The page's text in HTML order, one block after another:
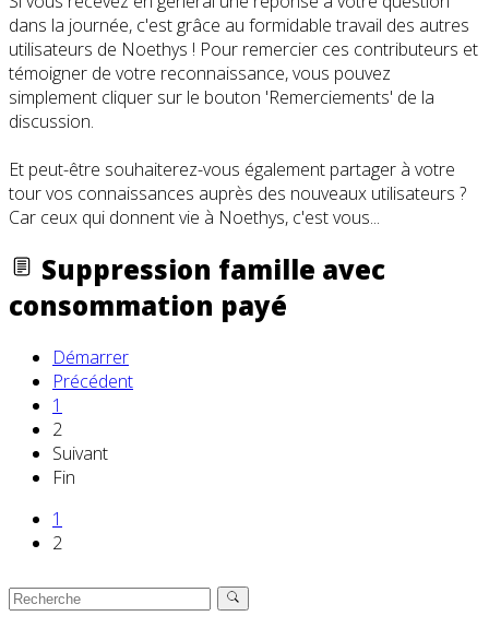
dans la journée, c'est grâce au formidable travail des autres
utilisateurs de Noethys ! Pour remercier ces contributeurs et
témoigner de votre reconnaissance, vous pouvez
simplement cliquer sur le bouton 'Remerciements' de la
discussion.
Et peut-être souhaiterez-vous également partager à votre
tour vos connaissances auprès des nouveaux utilisateurs ?
Car ceux qui donnent vie à Noethys, c'est vous...
Suppression famille avec
consommation payé
Démarrer
Précédent
1
2
Suivant
Fin
1
2